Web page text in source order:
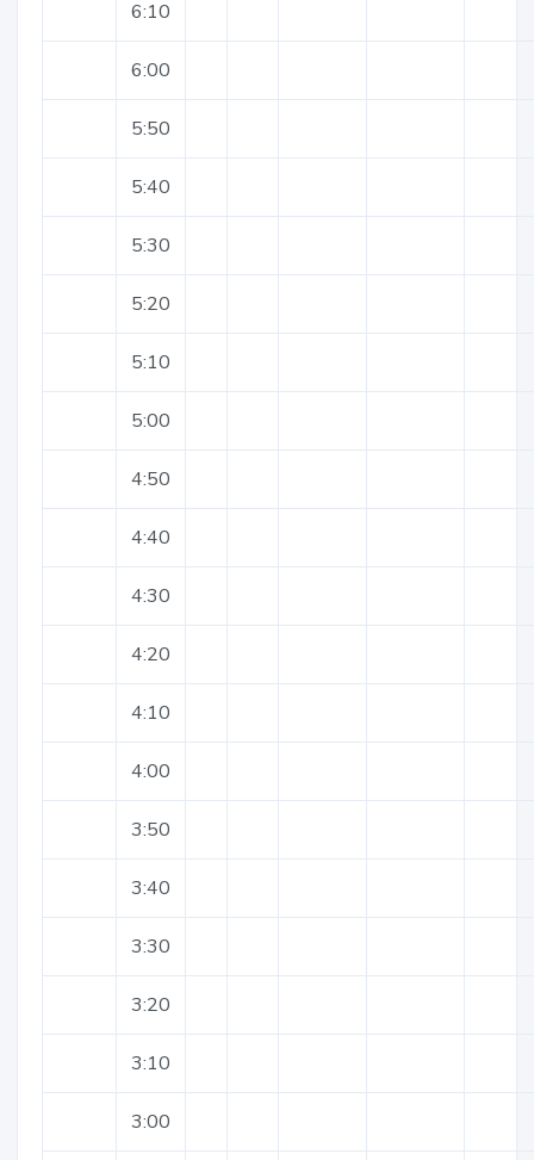
6:10
6:00
5:50
5:40
5:30
5:20
5:10
5:00
4:50
4:40
4:30
4:20
4:10
4:00
3:50
3:40
3:30
3:20
3:10
3:00